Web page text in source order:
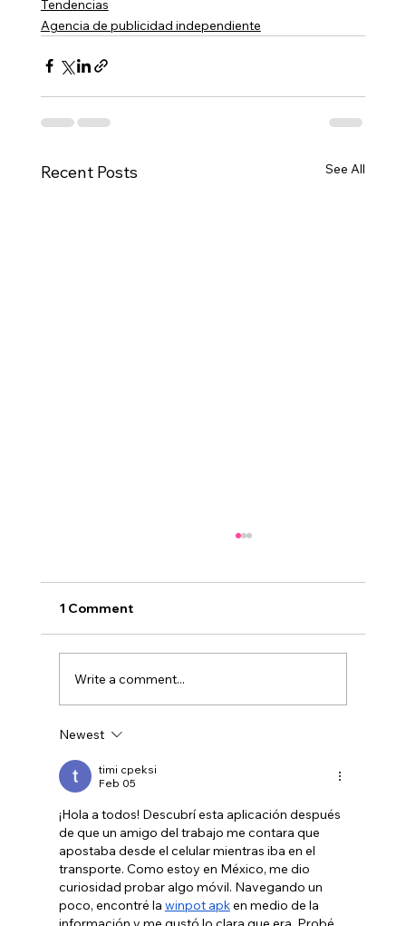
Tendencias
Agencia de publicidad independiente
Recent Posts See All
sino como estructura
1 Comment
Write a comment...
Newest
timi cpeksi
Feb 05
¡Hola a todos! Descubrí esta aplicación después
de que un amigo del trabajo me contara que
apostaba desde el celular mientras iba en el
transporte. Como estoy en México, me dio
curiosidad probar algo móvil. Navegando un
poco, encontré la winpot apk en medio de la